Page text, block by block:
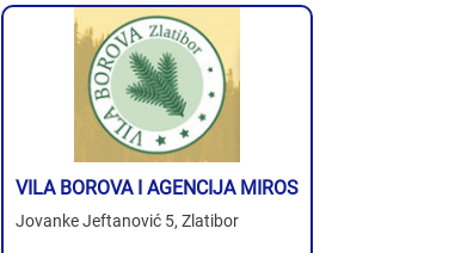
VILA BOROVA I AGENCIJA MIROS
Jovanke Jeftanović 5, Zlatibor